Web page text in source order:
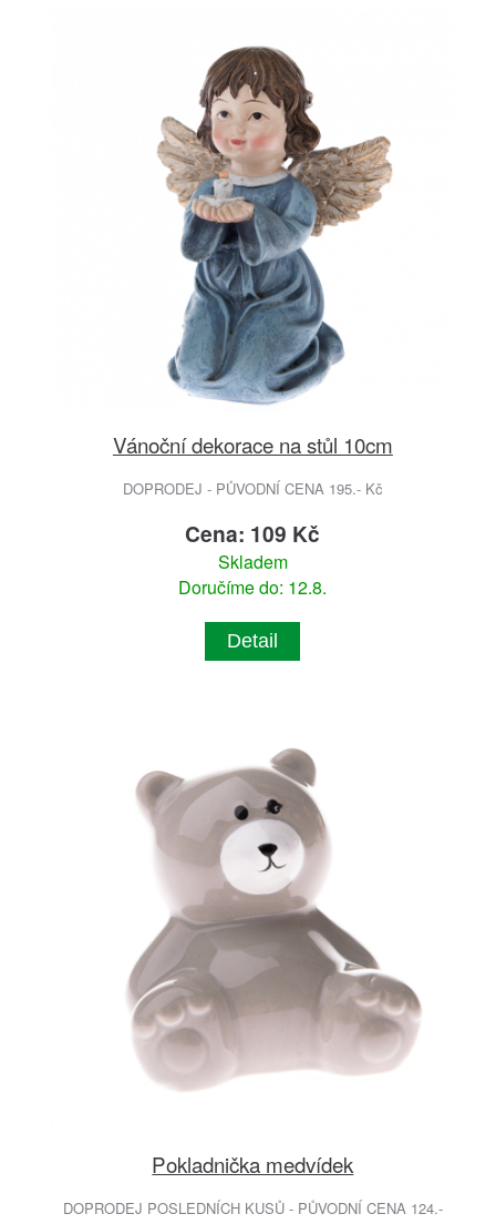
Vánoční dekorace na stůl 10cm
DOPRODEJ - PŮVODNÍ CENA 195.- Kč
Cena: 109 Kč
Skladem
Doručíme do: 12.8.
Detail
Pokladnička medvídek
DOPRODEJ POSLEDNÍCH KUSŮ - PŮVODNÍ CENA 124.-